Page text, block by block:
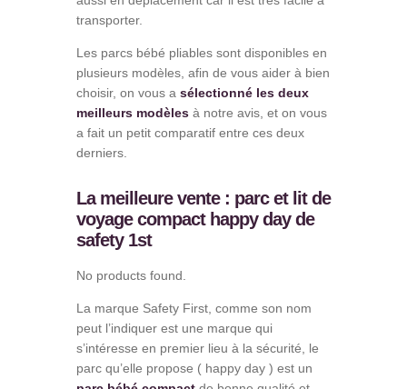
transporter.
Les parcs bébé pliables sont disponibles en
plusieurs modèles, afin de vous aider à bien
choisir, on vous a sélectionné les deux
meilleurs modèles à notre avis, et on vous
a fait un petit comparatif entre ces deux
derniers.
La meilleure vente : parc et lit de
voyage compact happy day de
safety 1st
No products found.
La marque Safety First, comme son nom
peut l’indiquer est une marque qui
s’intéresse en premier lieu à la sécurité, le
parc qu’elle propose ( happy day ) est un